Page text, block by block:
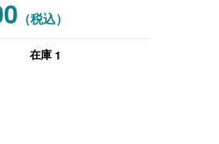
ブルー
（税込）
在庫 1